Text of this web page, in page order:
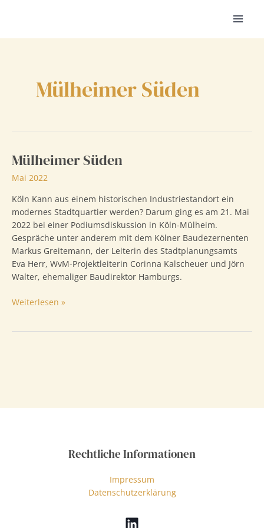
Mülheimer Süden
Mülheimer Süden
Mai 2022
Köln Kann aus einem historischen Industriestandort ein
modernes Stadtquartier werden? Darum ging es am 21. Mai
2022 bei einer Podiumsdiskussion in Köln-Mülheim.
Gespräche unter anderem mit dem Kölner Baudezernenten
Markus Greitemann, der Leiterin des Stadtplanungsamts
Eva Herr, WvM-Projektleiterin Corinna Kalscheuer und Jörn
Walter, ehemaliger Baudirektor Hamburgs.
Mülheimer
Weiterlesen »
Rechtliche Informationen
Impressum
Datenschutzerklärung